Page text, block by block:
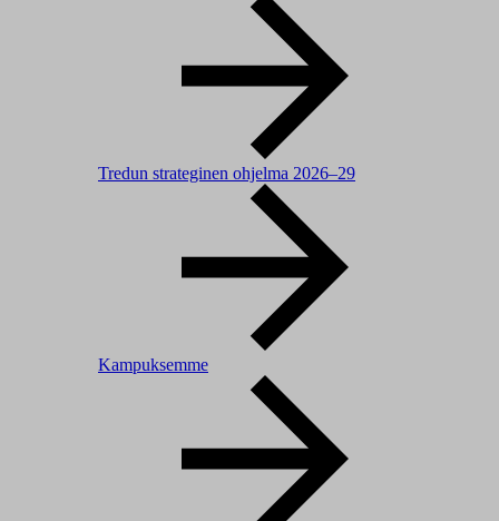
Tredun strateginen ohjelma 2026–29
Kampuksemme